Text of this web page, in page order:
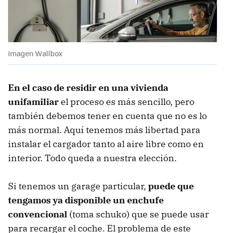
Imagen Wallbox
En el caso de residir en una vivienda
unifamiliarel proceso es más sencillo, pero
también debemos tener en cuenta que no es lo
más normal. Aquí tenemos más libertad para
instalar el cargador tanto al aire libre como en
interior. Todo queda a nuestra elección.
Si tenemos un garage particular, puede que
tengamos ya disponible un enchufe
convencional (toma schuko) que se puede usar
para recargar el coche. El problema de este